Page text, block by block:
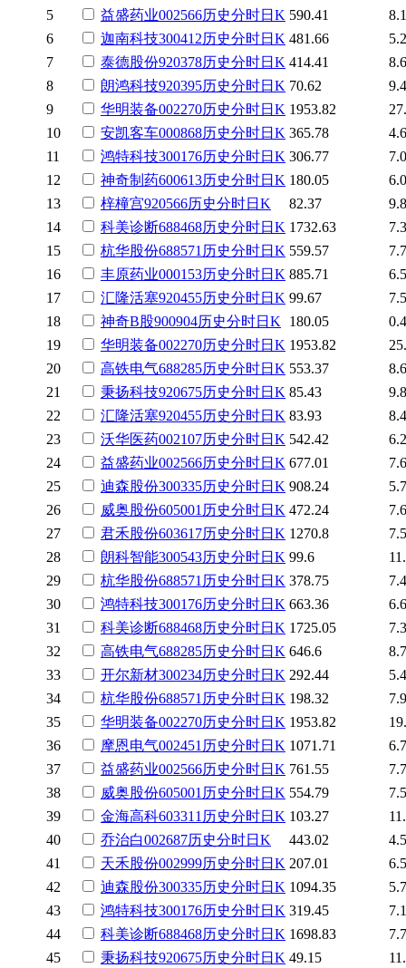
5
益盛药业002566历史分时日K 590.41
6
迦南科技300412历史分时日K 481.66
7
泰德股份920378历史分时日K 414.41
8
朗鸿科技920395历史分时日K 70.62
9
华明装备002270历史分时日K 1953.82
10
安凯客车000868历史分时日K 365.78
11
鸿特科技300176历史分时日K 306.77
12
神奇制药600613历史分时日K 180.05
13
梓橦宫920566历史分时日K 82.37
14
科美诊断688468历史分时日K 1732.63
15
杭华股份688571 历史分时日K 559.57
16
丰原药业000153历史分时日K 885.71
17
汇隆活塞920455历史分时日K 99.67
18
神奇B股900904历史分时日K 180.05
19
华明装备002270历史分时日K 1953.82
20
高铁电气688285历史分时日K 553.37
21
秉扬科技920675历史分时日K 85.43
22
汇隆活塞920455历史分时日K 83.93
23
沃华医药002107历史分时日K 542.42
24
益盛药业002566历史分时日K 677.01
25
迪森股份300335历史分时日K 908.24
26
威奥股份605001 历史分时日K 472.24
27
君禾股份603617历史分时日K 1270.8
28
朗科智能300543历史分时日K 99.6
29
杭华股份688571 历史分时日K 378.75
30
鸿特科技300176历史分时日K 663.36
31
科美诊断688468历史分时日K 1725.05
32
高铁电气688285历史分时日K 646.6
33
开尔新材300234历史分时日K 292.44
34
杭华股份688571 历史分时日K 198.32
35
华明装备002270历史分时日K 1953.82
36
摩恩电气002451 历史分时日K 1071.71
37
益盛药业002566历史分时日K 761.55
38
威奥股份605001 历史分时日K 554.79
39
金海高科603311 历史分时日K 103.27
40
乔治白002687历史分时日K 443.02
41
天禾股份002999历史分时日K 207.01
42
迪森股份300335历史分时日K 1094.35
43
鸿特科技300176历史分时日K 319.45
44
科美诊断688468历史分时日K 1698.83
45
秉扬科技920675历史分时日K 49.15